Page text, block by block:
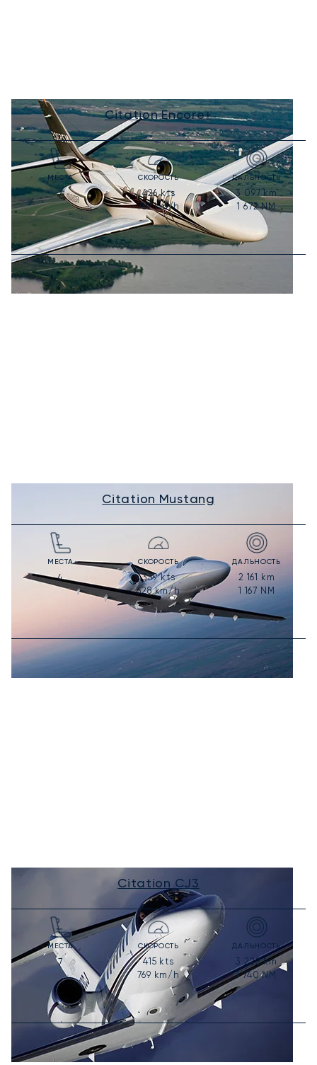
Citation Encore+
МЕСТА
7
СКОРОСТЬ
426kts
789km/h
ДАЛЬНОСТЬ
3 097km
1 672NM
Citation Mustang
МЕСТА
4
СКОРОСТЬ
339kts
628km/h
ДАЛЬНОСТЬ
2 161 km
1 167 NM
Citation CJ3
МЕСТА
7
СКОРОСТЬ
415 kts
769 km/h
ДАЛЬНОСТЬ
3 222km
1 740NM